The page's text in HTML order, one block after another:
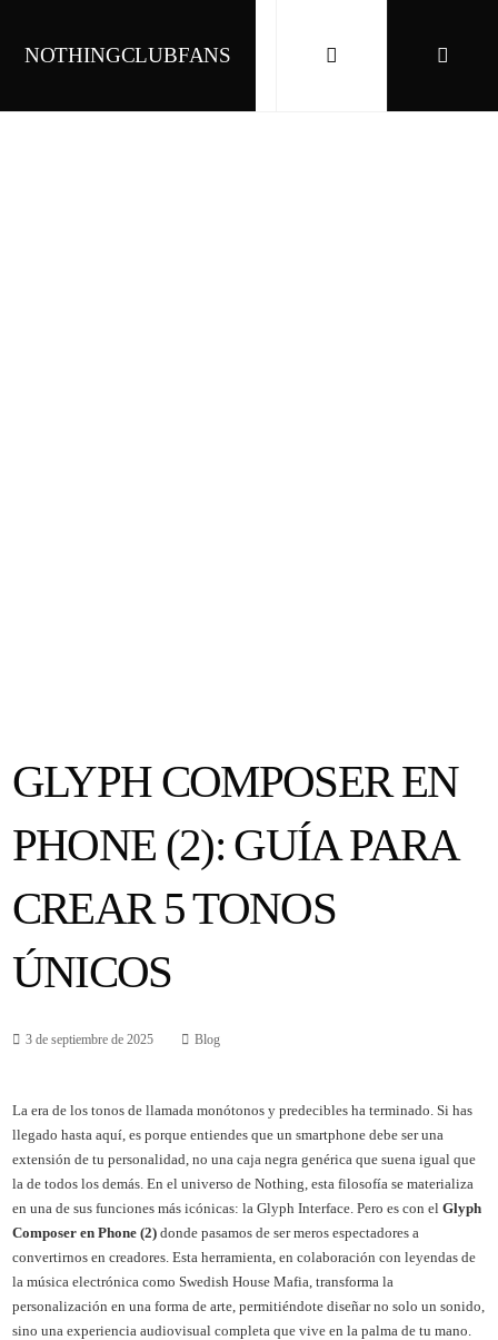
NOTHINGCLUBFANS
GLYPH COMPOSER EN
PHONE (2): GUÍA PARA
CREAR 5 TONOS
ÚNICOS
3 de septiembre de 2025 Blog
La era de los tonos de llamada monótonos y predecibles ha terminado. Si has
llegado hasta aquí, es porque entiendes que un smartphone debe ser una
extensión de tu personalidad, no una caja negra genérica que suena igual que
la de todos los demás. En el universo de Nothing, esta filosofía se materializa
en una de sus funciones más icónicas: la Glyph Interface. Pero es con el Glyph
Composer en Phone (2)donde pasamos de ser meros espectadores a
convertirnos en creadores. Esta herramienta, en colaboración con leyendas de
la música electrónica como Swedish House Mafia, transforma la
personalización en una forma de arte, permitiéndote diseñar no solo un sonido,
sino una experiencia audiovisual completa que vive en la palma de tu mano.